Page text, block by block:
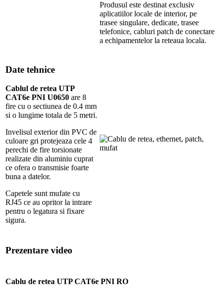
Produsul este destinat exclusiv
aplicatiilor locale de interior, pe
trasee singulare, dedicate, trasee
telefonice, cabluri patch de conectare
a echipamentelor la reteaua locala.
Date tehnice
Cablul de retea UTP
CAT6e PNI U0650 are 8
fire cu o sectiunea de 0.4 mm
si o lungime totala de 5 metri.
Invelisul exterior din PVC de
culoare gri protejeaza cele 4
perechi de fire torsionate
realizate din aluminiu cuprat
ce ofera o transmisie foarte
buna a datelor.
Capetele sunt mufate cu
RJ45 ce au opritor la intrare
pentru o legatura si fixare
sigura.
Prezentare video
Cablu de retea UTP CAT6e PNI RO